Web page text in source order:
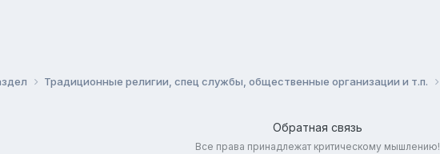
Традиционные религии, спец службы, общественные организации и т.п.
Обратная связь
Все права принадлежат критическому мышлению!